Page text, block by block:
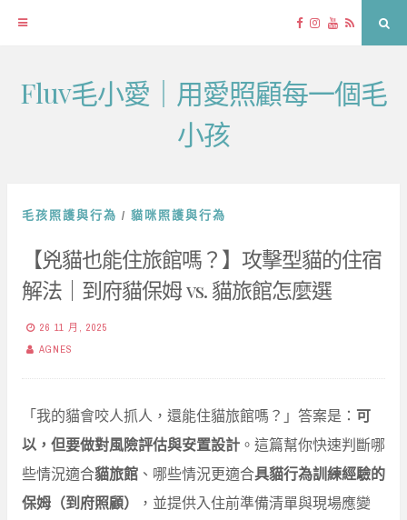
Skip
Facebook
Instagram
YouTube
RSS
Fluv毛小愛｜用愛照顧每一個毛
小孩
毛孩照護與行為 / 貓咪照護與行為
【兇貓也能住旅館嗎？】攻擊型貓的住宿
解法｜到府貓保姆 vs. 貓旅館怎麼選
26 11 月, 2025
AGNES
「我的貓會咬人抓人，還能住貓旅館嗎？」答案是： 可
以，但要做對風險評估與安置設計 。這篇幫你快速判斷哪
些情況適合貓旅館 、哪些情況更適合具貓行為訓練經驗的
保姆（到府照顧）
，並提供入住前準備清單與現場應變